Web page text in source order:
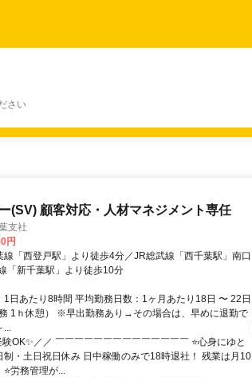
さい
(SV) 顧客対応・人材マネジメント専任
支社
円
「西登戸駅」より徒歩4分／JR総武線「西千葉駅」南口
「新千葉駅」より徒歩10分
日あたり8時間 平均勤務日数：1ヶ月あたり18日 〜 22日
1ｈ休憩） ※早出勤務あり→その場合は、早めに退勤で
...
OK✨／／ ￣￣￣￣￣￣￣￣￣￣￣￣￣￣ ⭐心身にゆと
制・土日祝日休み 日中稼働のみで18時退社！ 残業は月10
労務管理が...